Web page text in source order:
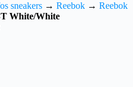
sneakers → Reebok → Reebok
White/White